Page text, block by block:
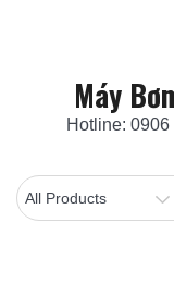
Máy
Hotline: